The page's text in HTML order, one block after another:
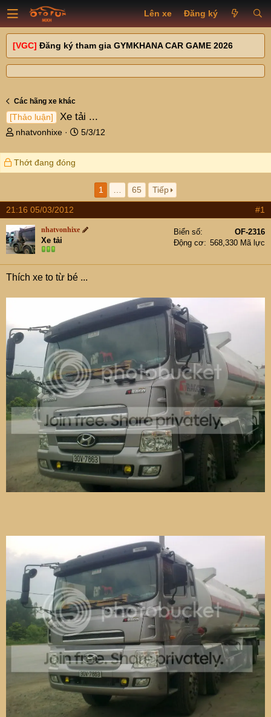
Lên xe Đăng ký
[VGC] Đăng ký tham gia GYMKHANA CAR GAME 2026
Các hãng xe khác
[Thảo luận] Xe tải ...
T
r
e
s
t
a
r
t
nhatvonhixe
N
à
i
5/3/12
Thớt đang đóng
1 65 Tiếp
21:16 05/03/2012 #1
nhatvonhixe
Xe tải
Biển số
OF-2316
Động cơ
568,330 Mã lực
Thích xe to từ bé ...